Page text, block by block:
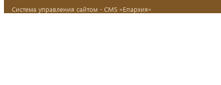
Система управления сайтом - CMS «Епархия»